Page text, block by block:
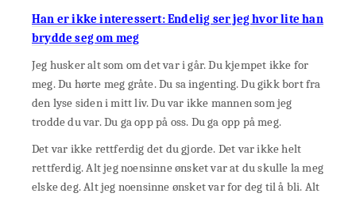
Han er ikke interessert: Endelig ser jeg hvor lite han
brydde seg om meg
Jeg husker alt som om det var i går. Du kjempet ikke for
meg. Du hørte meg gråte. Du sa ingenting. Du gikk bort fra
den lyse siden i mitt liv. Du var ikke mannen som jeg
trodde du var. Du ga opp på oss. Du ga opp på meg.
Det var ikke rettferdig det du gjorde. Det var ikke helt
rettferdig. Alt jeg noensinne ønsket var at du skulle la meg
elske deg. Alt jeg noensinne ønsket var for deg til å bli. Alt